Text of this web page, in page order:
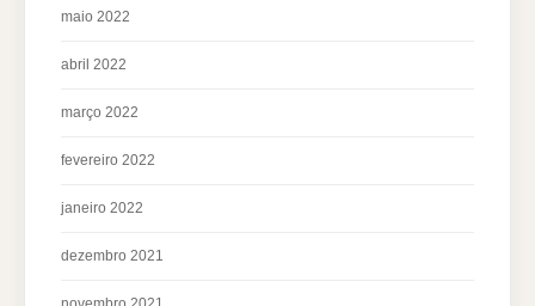
maio 2022
abril 2022
março 2022
fevereiro 2022
janeiro 2022
dezembro 2021